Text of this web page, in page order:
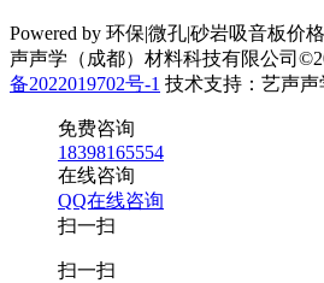
Powered by 环保|微孔|砂岩吸音板价
声声学（成都）材料科技有限公司
备2022019702号-1 技术支持：艺声声
免费咨询
18398165554
在线咨询
QQ在线咨询
扫一扫
扫一扫